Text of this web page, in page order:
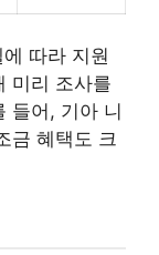
따라 지원
미리 조사를
들어, 기아 니
금 혜택도 크